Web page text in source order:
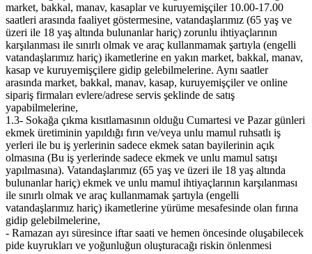
market, bakkal, manav, kasaplar ve kuruyemişçiler 10.00-17.00
saatleri arasında faaliyet göstermesine, vatandaşlarımız (65 yaş ve
üzeri ile 18 yaş altında bulunanlar hariç) zorunlu ihtiyaçlarının
karşılanması ile sınırlı olmak ve araç kullanmamak şartıyla (engelli
vatandaşlarımız hariç) ikametlerine en yakın market, bakkal, manav,
kasap ve kuruyemişçilere gidip gelebilmelerine. Aynı saatler
arasında market, bakkal, manav, kasap, kuruyemişçiler ve online
sipariş firmaları evlere/adrese servis şeklinde de satış
yapabilmelerine,
1.3- Sokağa çıkma kısıtlamasının olduğu Cumartesi ve Pazar günleri
ekmek üretiminin yapıldığı fırın ve/veya unlu mamul ruhsatlı iş
yerleri ile bu iş yerlerinin sadece ekmek satan bayilerinin açık
olmasına (Bu iş yerlerinde sadece ekmek ve unlu mamul satışı
yapılmasına). Vatandaşlarımız (65 yaş ve üzeri ile 18 yaş altında
bulunanlar hariç) ekmek ve unlu mamul ihtiyaçlarının karşılanması
ile sınırlı olmak ve araç kullanmamak şartıyla (engelli
vatandaşlarımız hariç) ikametlerine yürüme mesafesinde olan fırına
gidip gelebilmelerine,
- Ramazan ayı süresince iftar saati ve hemen öncesinde oluşabilecek
pide kuyrukları ve yoğunluğun oluşturacağı riskin önlenmesi